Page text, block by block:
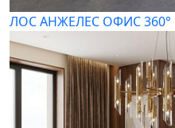
ЛОС АНЖЕЛЕС ОФИС 360°